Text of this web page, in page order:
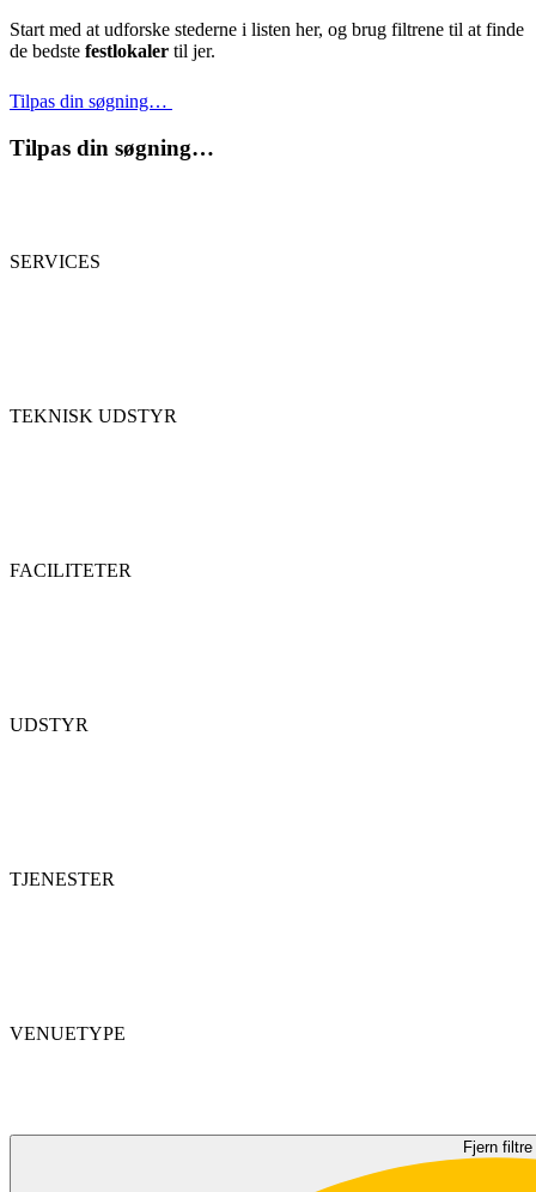
Start med at udforske stederne i listen her, og brug filtrene til at finde
de bedste festlokaler til jer.
Tilpas din søgning…
Tilpas din søgning…
SERVICES
TEKNISK UDSTYR
FACILITETER
UDSTYR
TJENESTER
VENUETYPE
Fjern filtre